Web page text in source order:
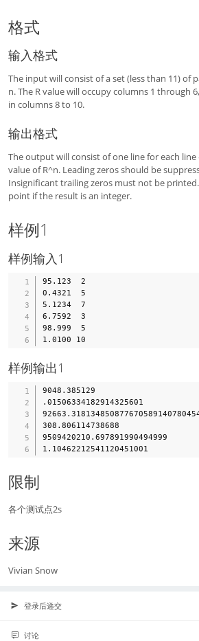
格式
输入格式
The input will consist of a set (less than 11) of
n. The R value will occupy columns 1 through
in columns 8 to 10.
输出格式
The output will consist of one line for each
value of R^n. Leading zeros should be
Insignificant trailing zeros must not be
point if the result is an integer.
样例1
样例输入1
95.123  2
0.4321  5
5.1234  7
6.7592  3
98.999  5
样例输出1
9048.385129
.01506334182914325601
308.806114738688
9509420210.697891990494999
限制
各个测试点2s
来源
Vivian Snow
登录后递交
讨论